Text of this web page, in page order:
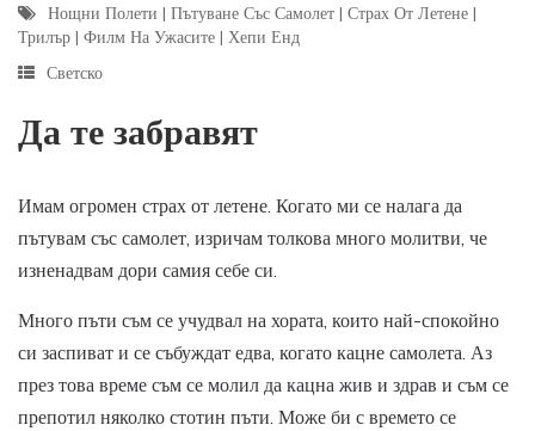
Нощни Полети | Пътуване Със Самолет | Страх От Летене |
Трилър | Филм На Ужасите | Хепи Енд
Светско
Да те забравят
Имам огромен страх от летене. Когато ми се налага да
пътувам със самолет, изричам толкова много молитви, че
изненадвам дори самия себе си.
Много пъти съм се учудвал на хората, които най-спокойно
си заспиват и се събуждат едва, когато кацне самолета. Аз
през това време съм се молил да кацна жив и здрав и съм се
препотил няколко стотин пъти. Може би с времето се